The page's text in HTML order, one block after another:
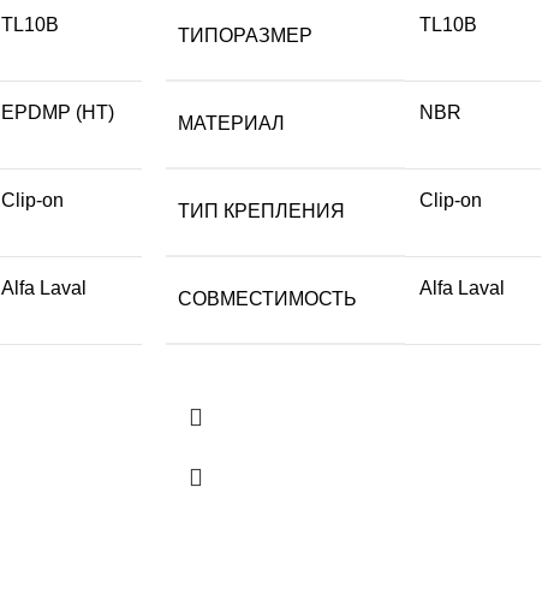
TL10B
EPDMP (HT)
Clip-on
Alfa Laval
ТИПОРАЗМЕР
TL10B
МАТЕРИАЛ
NBR
ТИП КРЕПЛЕНИЯ
Clip-on
СОВМЕСТИМОСТЬ
Alfa Laval